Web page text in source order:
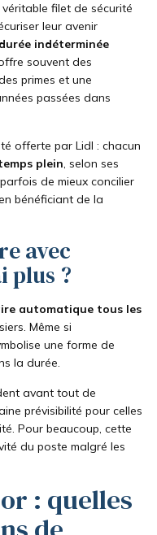
filet de sécurité
leur avenir
indéterminée
souvent des
primes et une
passées dans
offerte par Lidl : chacun
plein, selon ses
de mieux concilier
bénéficiant de la
avec
plus ?
automatique tous les
Même si
une forme de
la durée.
avant tout de
prévisibilité pour celles
Pour beaucoup, cette
du poste malgré les
: quelles